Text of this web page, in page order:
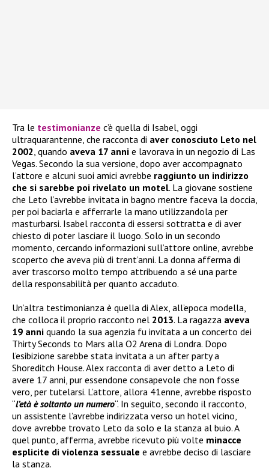
Tra le testimonianze c’è quella di Isabel, oggi
ultraquarantenne, che racconta di aver conosciuto Leto nel
2002, quando aveva 17 anni e lavorava in un negozio di Las
Vegas. Secondo la sua versione, dopo aver accompagnato
l’attore e alcuni suoi amici avrebbe raggiunto un indirizzo
che si sarebbe poi rivelato un motel. La giovane sostiene
che Leto l’avrebbe invitata in bagno mentre faceva la doccia,
per poi baciarla e afferrarle la mano utilizzandola per
masturbarsi. Isabel racconta di essersi sottratta e di aver
chiesto di poter lasciare il luogo. Solo in un secondo
momento, cercando informazioni sull’attore online, avrebbe
scoperto che aveva più di trent’anni. La donna afferma di
aver trascorso molto tempo attribuendo a sé una parte
della responsabilità per quanto accaduto.
Un’altra testimonianza è quella di Alex, all’epoca modella,
che colloca il proprio racconto nel 2013. La ragazza aveva
19 anni quando la sua agenzia fu invitata a un concerto dei
Thirty Seconds to Mars alla O2 Arena di Londra. Dopo
l’esibizione sarebbe stata invitata a un after party a
Shoreditch House. Alex racconta di aver detto a Leto di
avere 17 anni, pur essendone consapevole che non fosse
vero, per tutelarsi. L’attore, allora 41enne, avrebbe risposto
“l’età è soltanto un numero“. In seguito, secondo il racconto,
un assistente l’avrebbe indirizzata verso un hotel vicino,
dove avrebbe trovato Leto da solo e la stanza al buio. A
quel punto, afferma, avrebbe ricevuto più volte minacce
esplicite di violenza sessuale e avrebbe deciso di lasciare
la stanza.